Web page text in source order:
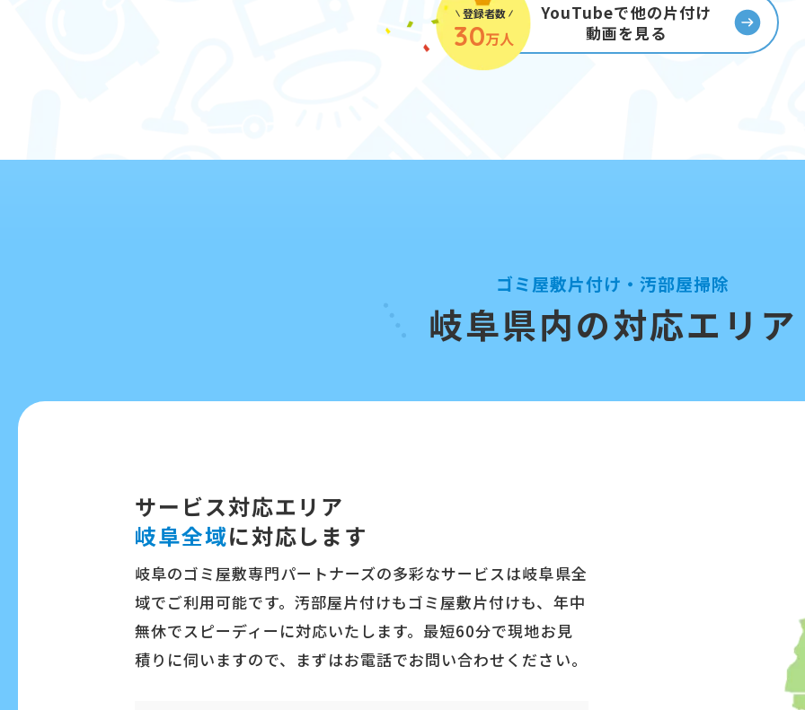
登録者数
30万人
YouTubeで他の片付け
動画を見る
ゴミ屋敷片付け・汚部屋掃除
岐阜県内の対応エリア
サービス対応エリア
岐阜全域に対応します
岐阜のゴミ屋敷専門パートナーズの多彩なサービスは岐阜県全
域でご利用可能です。汚部屋片付けもゴミ屋敷片付けも、年中
無休でスピーディーに対応いたします。最短60分で現地お見
積りに伺いますので、まずはお電話でお問い合わせください。